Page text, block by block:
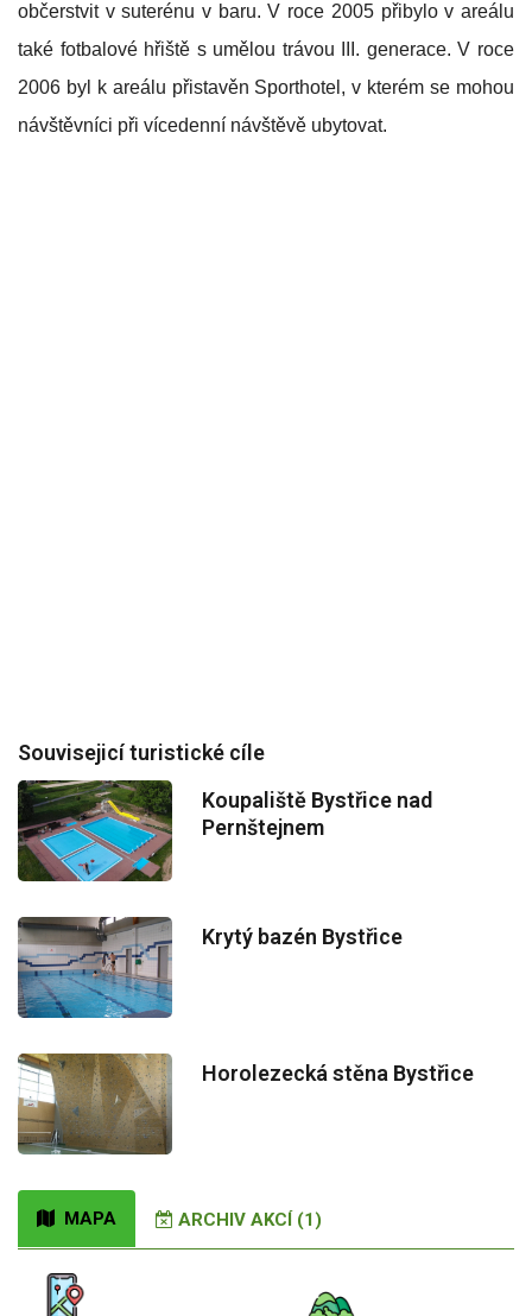
občerstvit v suterénu v baru. V roce 2005 přibylo v areálu
také fotbalové hřiště s umělou trávou III. generace. V roce
2006 byl k areálu přistavěn Sporthotel, v kterém se mohou
návštěvníci při vícedenní návštěvě ubytovat.
Souvisejicí turistické cíle
Koupaliště Bystřice nad
Pernštejnem
Krytý bazén Bystřice
Horolezecká stěna Bystřice
MAPA ARCHIV AKCÍ (1)